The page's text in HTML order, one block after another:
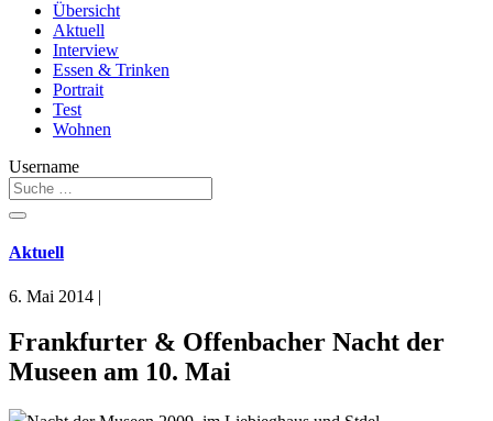
Übersicht
Aktuell
Interview
Essen & Trinken
Portrait
Test
Wohnen
Username
Aktuell
6. Mai 2014 |
Frankfurter & Offenbacher Nacht der
Museen am 10. Mai